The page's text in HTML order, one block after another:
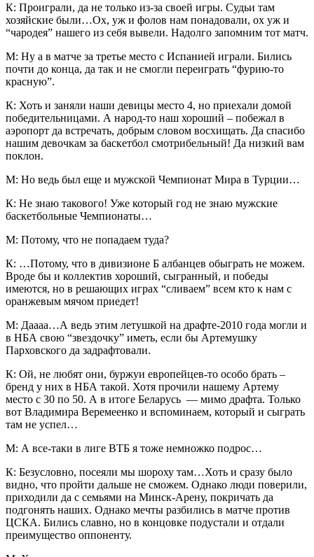
К: Проиграли, да не только из-за своей игры. Судьи там
хозяйские были…Ох, уж и фолов нам понадовали, ох уж и
“чародея” нашего из себя вывели. Надолго запомним тот матч.
М: Ну а в матче за третье место с Испанией играли. Бились
почти до конца, да так и не смогли переиграть “фурию-то
красную”.
К: Хоть и заняли наши девицы место 4, но приехали домой
победительницами. А народ-то наш хороший – побежал в
аэропорт да встречать, добрым словом восхищать. Да спасибо
нашим девочкам за баскетбол смотрибельный! Да низкий вам
поклон.
М: Но ведь был еще и мужской Чемпионат Мира в Турции…
К: Не знаю такового! Уже который год не знаю мужские
баскетбольные Чемпионаты…
М: Потому, что не попадаем туда?
К: …Потому, что в дивизионе Б албанцев обыграть не можем.
Вроде бы и коллектив хороший, сыгранный, и победы
имеются, но в решающих играх “сливаем” всем кто к нам с
оранжевым мячом приедет!
М: Даааа…А ведь этим летушкой на драфте-2010 года могли и
в НБА свою “звездочку” иметь, если бы Артемушку
Парховского да задрафтовали.
К: Ой, не любят они, буржуи европейцев-то особо брать –
бренд у них в НБА такой. Хотя прочили нашему Артему
место с 30 по 50. А в итоге Беларусь — мимо драфта. Только
вот Владимира Веремеенко и вспоминаем, который и сыграть
там не успел…
М: А все-таки в лиге ВТБ я тоже немножко подрос…
К: Безусловно, посеяли мы шороху там…Хоть и сразу было
видно, что пройти дальше не сможем. Однако люди поверили,
приходили да с семьями на Минск-Арену, покричать да
подгонять наших. Однако мечты разбились в матче против
ЦСКА. Бились славно, но в концовке подустали и отдали
преимущество оппоненту.